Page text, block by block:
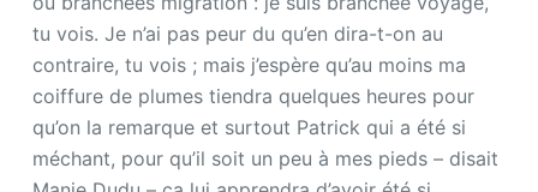
tu vois. Je n’ai pas peur du qu’en dira-t-on au
contraire, tu vois ; mais j’espère qu’au moins ma
coiffure de plumes tiendra quelques heures pour
qu’on la remarque et surtout Patrick qui a été si
méchant, pour qu’il soit un peu à mes pieds – disait